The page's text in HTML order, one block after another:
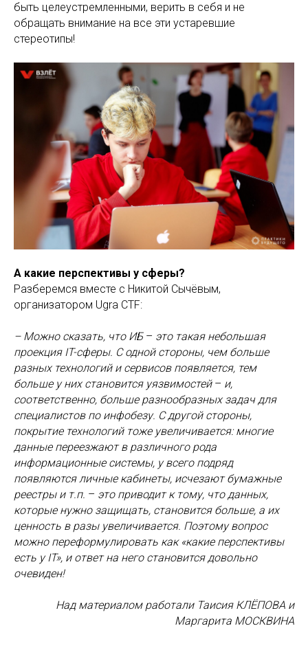
быть целеустремленными, верить в себя и не
обращать внимание на все эти устаревшие
стереотипы!
А какие перспективы у сферы?
Разберемся вместе с Никитой Сычёвым,
организатором Ugra CTF:
– Можно сказать, что ИБ – это такая небольшая
проекция IT-сферы. С одной стороны, чем больше
разных технологий и сервисов появляется, тем
больше у них становится уязвимостей – и,
соответственно, больше разнообразных задач для
специалистов по инфобезу. С другой стороны,
покрытие технологий тоже увеличивается: многие
данные переезжают в различного рода
информационные системы, у всего подряд
появляются личные кабинеты, исчезают бумажные
реестры и т.п. – это приводит к тому, что данных,
которые нужно защищать, становится больше, а их
ценность в разы увеличивается. Поэтому вопрос
можно переформулировать как «какие перспективы
есть у IT», и ответ на него становится довольно
очевиден!
Над материалом работали Таисия КЛЁПОВА и
Маргарита МОСКВИНА